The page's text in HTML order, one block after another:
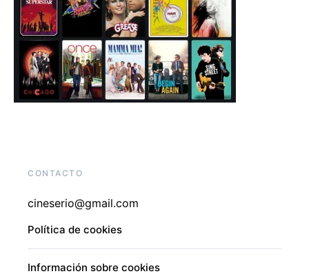
CONTACTO
cineserio@gmail.com
Política de cookies
Información sobre cookies